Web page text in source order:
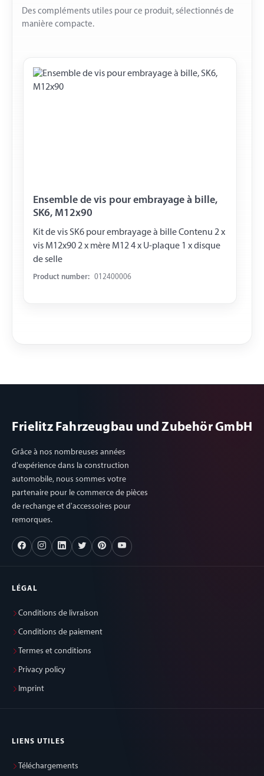
Des compléments utiles pour ce produit, sélectionnés de
manière compacte.
Ensemble de vis pour embrayage à bille,
SK6, M12x90
Kit de vis SK6 pour embrayage à bille Contenu 2 x
vis M12x90 2 x mère M12 4 x U-plaque 1 x disque
de selle
Product number: 012400006
Frielitz Fahrzeugbau und Zubehör GmbH
Grâce à nos nombreuses années
d'expérience dans la construction
automobile, nous sommes votre
partenaire pour le commerce de pièces
de rechange et d'accessoires pour
remorques.
LÉGAL
Conditions de livraison
Conditions de paiement
Termes et conditions
Privacy policy
Imprint
LIENS UTILES
Téléchargements